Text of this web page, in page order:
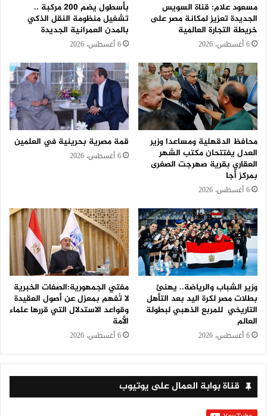
مسعود علام: قناة السويس
الجديدة تعزيز لمكانة مصر على
خريطة التجارة العالمية
6 أغسطس، 2026
بأسطول يضم 200 مركبة ..
تشغيل منظومة النقل الذكي
بالمدن العمرانية الجديدة
6 أغسطس، 2026
محافظ الدقهلية ومساعدا وزير
العدل يفتتحان مكتب الشهر
العقاري بقرية صهرجت الصغرى
بمركز أجا
6 أغسطس، 2026
قمة مصرية بحرينية في العلمين
6 أغسطس، 2026
وزير الشباب والرياضة.. يهنئ
بطلات مصر لكرة اليد بعد التأهل
التاريخي للمربع الذهبي لبطولة
العالم
6 أغسطس، 2026
مفتي الجمهورية:الصفات الخبرية
لا تُفهم بمعزل عن أصول العقيدة
وقواعد الاستدلال التي قررها علماء
الأمة
6 أغسطس، 2026
قناة بوابة العمال على يوتيوب